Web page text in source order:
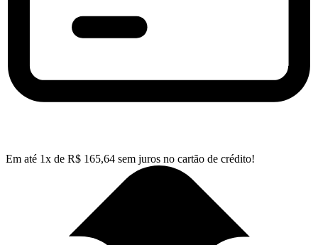
Em até 1x de R$ 165,64 sem juros no cartão de crédito!